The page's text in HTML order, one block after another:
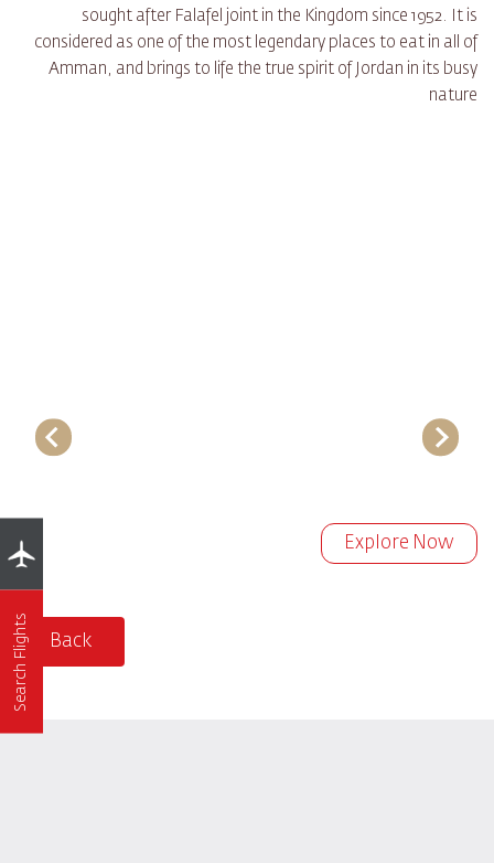
sought after Falafel joint in the Kingdom since 1952. It is
considered as one of the most legendary places to eat in all of
Amman, and brings to life the true spirit of Jordan in its busy
nature
Explore Now
Back
Search Flights